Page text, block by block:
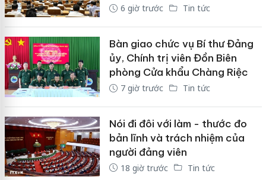
6 giờ trước Tin tức
Bàn giao chức vụ Bí thư Đảng
ủy, Chính trị viên Đồn Biên
phòng Cửa khẩu Chàng Riệc
7 giờ trước Tin tức
Nói đi đôi với làm - thước đo
bản lĩnh và trách nhiệm của
người đảng viên
18 giờ trước Tin tức